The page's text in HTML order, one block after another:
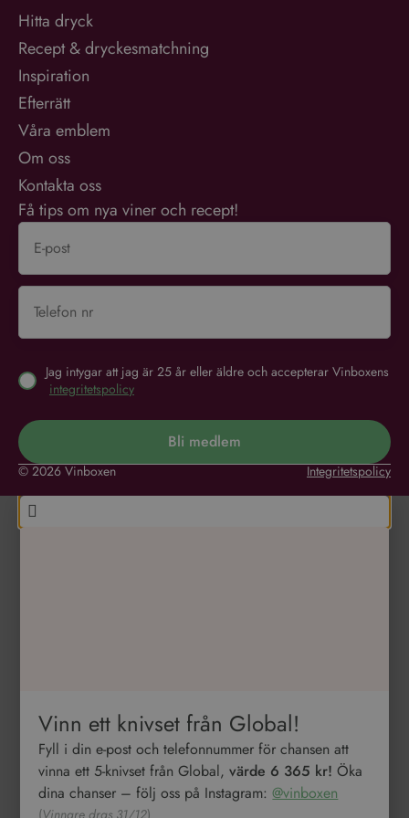
Hitta dryck
Recept & dryckesmatchning
Inspiration
Efterrätt
Våra emblem
Om oss
Kontakta oss
Få tips om nya viner och recept!
Jag intygar att jag är 25 år eller äldre och accepterar Vinboxens
integritetspolicy
Bli medlem
© 2026 Vinboxen Integritetspolicy
Vinn ett knivset från Global!
Fyll i din e-post och telefonnummer för chansen att
vinna ett 5-knivset från Global,värde 6 365 kr! Öka
dina chanser – följ oss på Instagram:@vinboxen
(Vinnare dras 31/12)